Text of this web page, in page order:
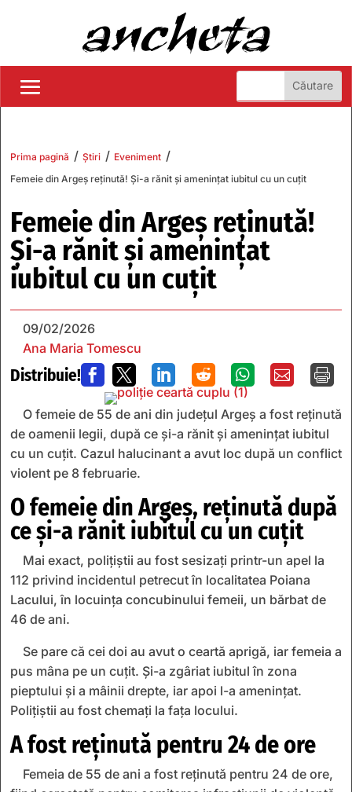
Prima pagină / Știri / Eveniment /
Femeie din Argeș reținută! Și-a rănit și amenințat iubitul cu un cuțit
Femeie din Argeș reținută!
Și-a rănit și amenințat
iubitul cu un cuțit
09/02/2026
Ana Maria Tomescu
Distribuie!       
O femeie de 55 de ani din județul Argeș a fost reținută
de oamenii legii, după ce și-a rănit și amenințat iubitul
cu un cuțit. Cazul halucinant a avut loc după un conflict
violent pe 8 februarie.
O femeie din Argeș, reținută după
ce și-a rănit iubitul cu un cuțit
Mai exact, polițiștii au fost sesizați printr-un apel la
112 privind incidentul petrecut în localitatea Poiana
Lacului, în locuința concubinului femeii, un bărbat de
46 de ani.
Se pare că cei doi au avut o ceartă aprigă, iar femeia a
pus mâna pe un cuțit. Și-a zgâriat iubitul în zona
pieptului și a mâinii drepte, iar apoi l-a amenințat.
Polițiștii au fost chemați la fața locului.
A fost reținută pentru 24 de ore
Femeia de 55 de ani a fost reținută pentru 24 de ore,